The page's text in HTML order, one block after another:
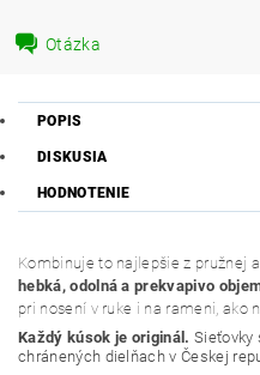
Otázka
POPIS
DISKUSIA
HODNOTENIE
Kombinuje to najlepšie z pružnej
hebká, odolná a prekvapivo
pri nosení v ruke i na rameni, ako
Každý kúsok je originál. Sieťovky
chránených dielňach v Českej